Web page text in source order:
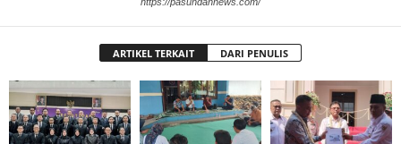
ARTIKEL TERKAIT DARI PENULIS